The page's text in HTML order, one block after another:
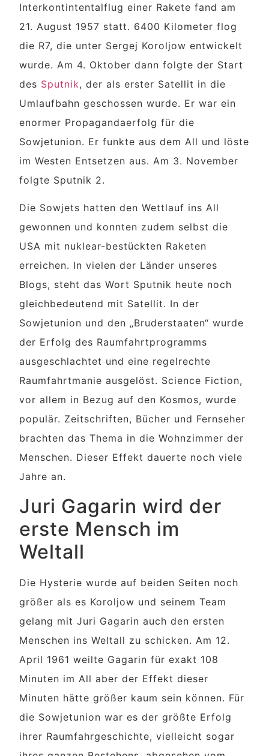
Interkontintentalflug einer Rakete fand am
21. August 1957 statt. 6400 Kilometer flog
die R7, die unter Sergej Koroljow entwickelt
wurde. Am 4. Oktober dann folgte der Start
des Sputnik, der als erster Satellit in die
Umlaufbahn geschossen wurde. Er war ein
enormer Propagandaerfolg für die
Sowjetunion. Er funkte aus dem All und löste
im Westen Entsetzen aus. Am 3. November
folgte Sputnik 2.
Die Sowjets hatten den Wettlauf ins All
gewonnen und konnten zudem selbst die
USA mit nuklear-bestückten Raketen
erreichen. In vielen der Länder unseres
Blogs, steht das Wort Sputnik heute noch
gleichbedeutend mit Satellit. In der
Sowjetunion und den „Bruderstaaten“ wurde
der Erfolg des Raumfahrtprogramms
ausgeschlachtet und eine regelrechte
Raumfahrtmanie ausgelöst. Science Fiction,
vor allem in Bezug auf den Kosmos, wurde
populär. Zeitschriften, Bücher und Fernseher
brachten das Thema in die Wohnzimmer der
Menschen. Dieser Effekt dauerte noch viele
Jahre an.
Juri Gagarin wird der
erste Mensch im
Weltall
Die Hysterie wurde auf beiden Seiten noch
größer als es Koroljow und seinem Team
gelang mit Juri Gagarin auch den ersten
Menschen ins Weltall zu schicken. Am 12.
April 1961 weilte Gagarin für exakt 108
Minuten im All aber der Effekt dieser
Minuten hätte größer kaum sein können. Für
die Sowjetunion war es der größte Erfolg
ihrer Raumfahrgeschichte, vielleicht sogar